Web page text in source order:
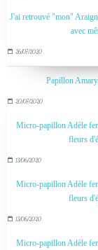
J'ai retrouvé "mon"
avec
26/07/2020
Papillon
20/07/2020
Micro-papillon Adèle
fleurs
13/06/2020
Micro-papillon Adèle
fleurs
13/06/2020
Micro-papillon Adèle